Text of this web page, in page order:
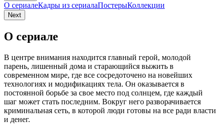
О сериалеКадры из сериалaПостерыКоллекции
Next
О сериале
В центре внимания находится главный герой, молодой
парень, лишенный дома и старающийся выжить в
современном мире, где все сосредоточено на новейших
технологиях и модификациях тела. Он оказывается в
постоянной борьбе за свое место под солнцем, где каждый
шаг может стать последним. Вокруг него разворачивается
криминальная сеть, в которой люди готовы на все ради власти
и денег.